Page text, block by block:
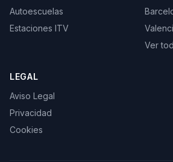
Autoescuelas
Estaciones ITV
Ver
LEGAL
Aviso Legal
Privacidad
Cookies